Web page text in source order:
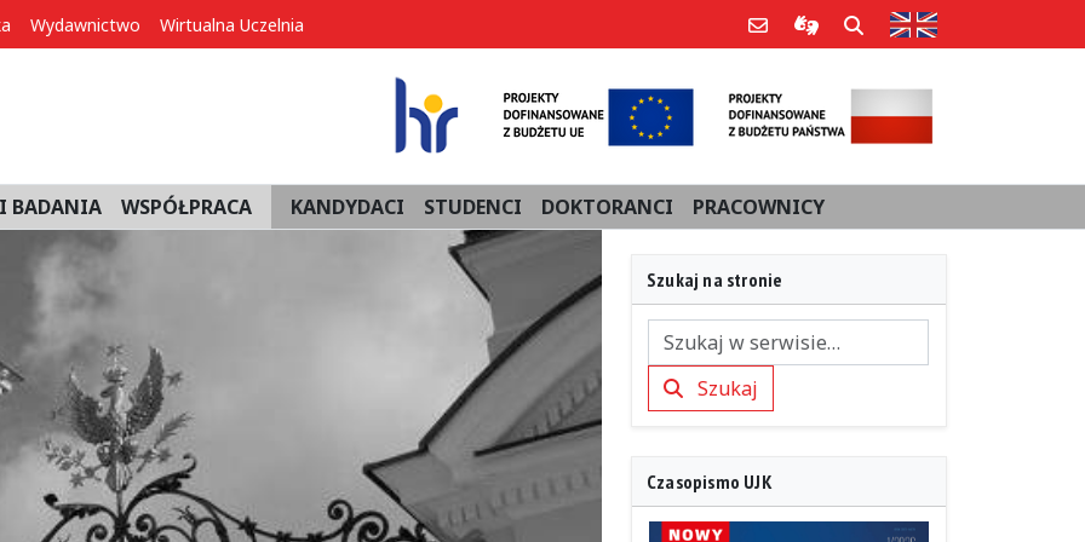
Wydawnictwo Wirtualna Uczelnia Poczta e-mailInformacje dla użytkowników
Szukaj Strona w języku
BADANIA WSPÓŁPRACA KANDYDACI STUDENCI DOKTORANCI PRACOWNICY
Szukaj na stronie
SzukajSzukaj
Czasopismo UJK